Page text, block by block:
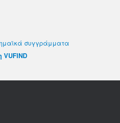
συγγράμματα